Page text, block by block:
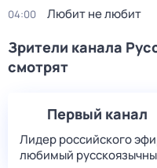
04:00 Любит не любит
Зрители канала
смотрят
Первый канал
Лидер российского
любимый